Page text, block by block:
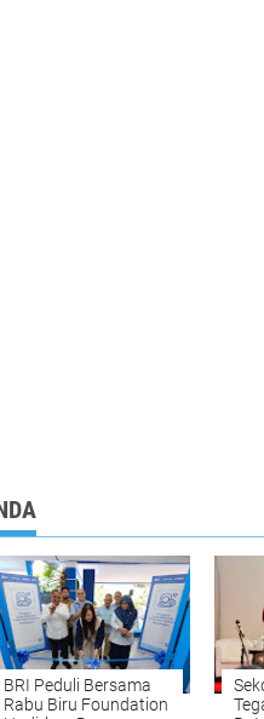
BRI Peduli Bersama
Rabu Biru Foundation